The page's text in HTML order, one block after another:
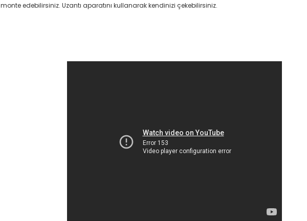
monte edebilirsiniz. Uzantı aparatını kullanarak kendinizi çekebilirsiniz.